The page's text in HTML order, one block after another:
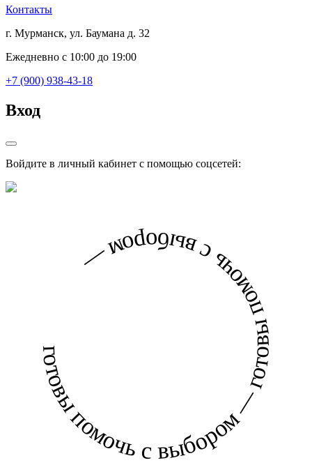
Контакты
г. Мурманск, ул. Баумана д. 32
Ежедневно с 10:00 до 19:00
+7 (900) 938-43-18
Вход
Войдите в личный кабинет с помощью соцсетей:
готовы помочь с выбором — готовы помочь с выбором —